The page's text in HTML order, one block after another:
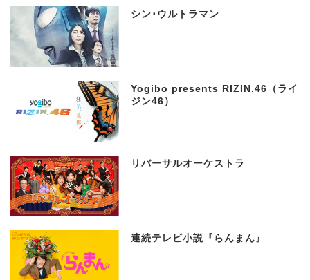
シン･ウルトラマン
Yogibo presents RIZIN.46（ライ
ジン46）
リバーサルオーケストラ
連続テレビ小説『らんまん』